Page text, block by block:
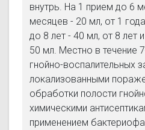
внутрь. На 1 прием до 6
месяцев - 20 мл, от 1
до 8 лет - 40 мл, от 8 лет
50 мл. Местно в течение
гнойно-воспалительных
локализованными
обработки полости
химическими
применением